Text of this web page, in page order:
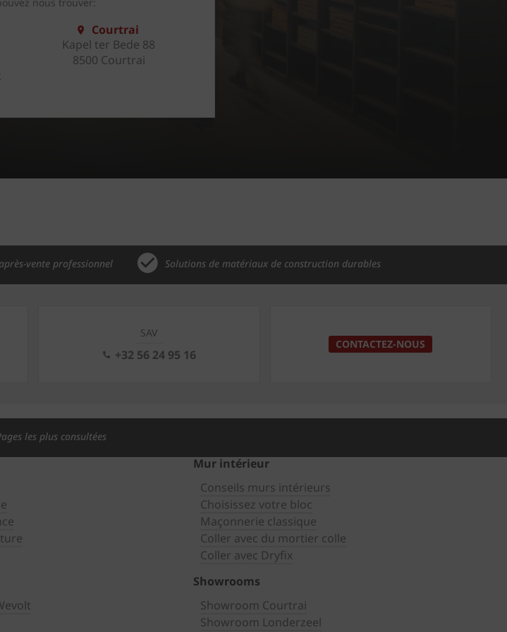
Courtrai
Kapel ter Bede 88
8500 Courtrai
vente professionnel Solutions de matériaux de construction durables
SAV
+32 56 24 95 16
CONTACTEZ-NOUS
les plus consultées
Mur intérieur
Conseils murs intérieurs
Choisissez votre bloc
Maçonnerie classique
Coller avec du mortier colle
Coller avec Dryfix
Showrooms
Showroom Courtrai
Showroom Londerzeel